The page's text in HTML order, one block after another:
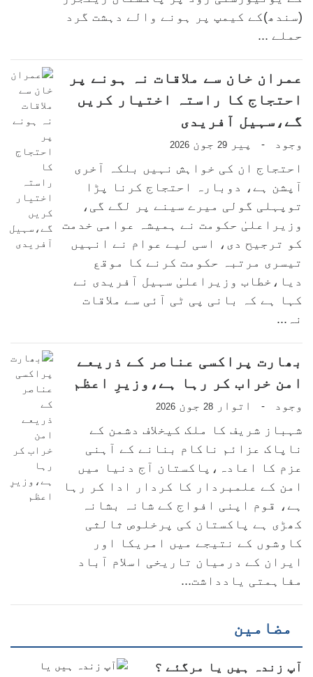
(سندھ)کے کیمپ پر ہونے والے دہشت گرد
حملے ...
عمران خان سے ملاقات نہ ہونے پر
احتجاج کا راستہ اختیار کریں
گے،سہیل آفریدی
وجود - پیر 29 جون 2026
احتجاج ان کی خواہش نہیں بلکہ آخری
آپشن ہے، دوبارہ احتجاج کرنا پڑا
توپہلی گولی میرے سینے پر لگے گی،
وزیراعلیٰ حکومت نے ہمیشہ عوامی خدمت
کو ترجیح دی، اسی لیے عوام نے انہیں
تیسری مرتبہ حکومت کرنے کا موقع
دیا،خطاب وزیراعلیٰ سہیل آفریدی نے
کہا ہے کہ بانی پی ٹی آئی سے ملاقات
نہ...
بھارت پراکسی عناصر کے ذریعے
امن خراب کر رہا ہے،وزیرِ اعظم
وجود - اتوار 28 جون 2026
شہباز شریف کا ملک کیخلاف دشمن کے
ناپاک عزائم ناکام بنانے کے آہنی
عزم کا اعادہ،پاکستان آج دنیا میں
امن کے علمبردار کا کردار ادا کر رہا
ہے، قوم اپنی افواج کے شانہ بشانہ
کھڑی ہے پاکستان کی پرخلوص ثالثی
کاوشوں کے نتیجے میں امریکا اور
ایران کے درمیان تاریخی اسلام آباد
مفاہمتی یادداشت...
مضامین
آپ زندہ ہیں یا مرگئے ؟